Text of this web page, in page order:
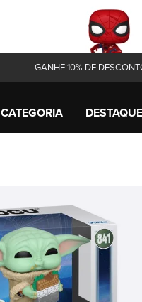
GANHE 10% DE
CATEGORIA